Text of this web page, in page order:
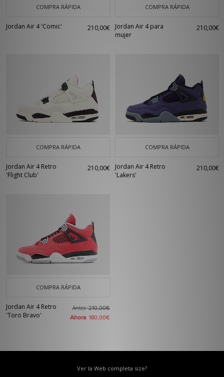
COMPRA RÁPIDA
Jordan Air 4 'Comic' 210,00€
COMPRA RÁPIDA
Jordan Air 4 para
mujer
210,00€
COMPRA RÁPIDA
Jordan Air 4 Retro
'Flight Club'
210,00€
COMPRA RÁPIDA
Jordan Air 4 Retro
'Lakers'
210,00€
COMPRA RÁPIDA
Jordan Air 4 Retro
'Toro Bravo'
Antes210,00€
Ahora 180,00€
Ver la Web completa size?